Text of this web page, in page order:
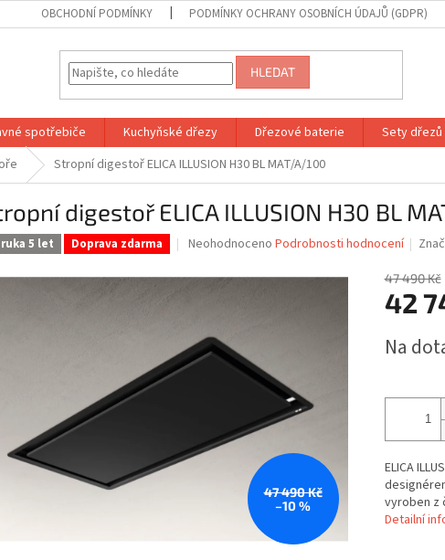
OBCHODNÍ PODMÍNKY PODMÍNKY OCHRANY OSOBNÍCH ÚDAJŮ (GDPR)
HLEDAT
spotřebiče Kuchyňské dřezy Dřezové baterie Sety
Stropní digestoř ELICA ILLUSION H30 BL MAT/A/100
digestoř ELICA ILLUSION H30 BL
5 let Doprava zdarma
Průměrné
produktu
5
hvězdiček.
Neohodnoceno Podrobnosti hodnocení
47 490 Kč
–10 %
47 490 Kč
42
cena:
Na
ELICA
vyroben z
Detailní